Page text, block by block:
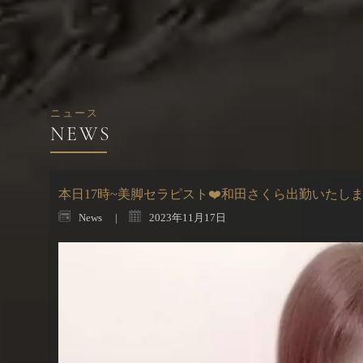
ニュース
本日17時~美脚セラピスト❤️和田さくら出勤いたし
News 2023年11月17日